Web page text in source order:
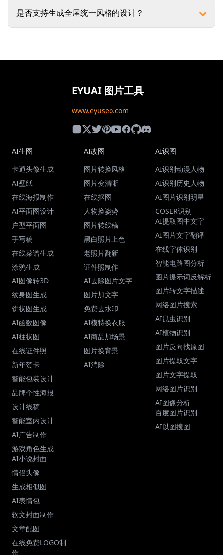
是否支持生成全屋统一风格的设计？
EYUAI 图片工具
www.eyuseo.com
AI生图
卡通头像生成
AI壁纸
在线海报制作
AI平面图设计
户型平面图
手写稿
在线菜谱生成
涂鸦生成
AI图像转3D
纹身图生成
饼状图生成
AI函数图像
AI柱状图
在线证件照
新年贺卡
智能包装设计
品牌个性海报
设计线稿
智能室内设计
AI广告制作
游戏角色生成
AI小说封面
情侣头像
生成相似图
AI表情包
软文封面制作
文章配图
在线免费LOGO制
作
AI改图
图片转换风格
图片变清晰
在线抠图
人物换姿势
图片转线稿
黑白照片上色
老照片翻新
证件照制作
AI去除图片文字
图片加文字
免费去水印
AI模特换衣服
AI商品加场景
图片换背景
AI消除
AI识图
AI识别动漫人物
AI识别历史人物
AI图片识别明星
COSER识别
AI提取图中文字
AI图片文字翻译
在线字体识别
智能电路图分析
图片提示词反解析
图片转文字描述
网络图片搜索
AI昆虫识别
AI植物识别
图片反向找原图
图片提取文字
图片文字提取
网络图片识别
AI图像分析
百度图片识别
AI以图搜图